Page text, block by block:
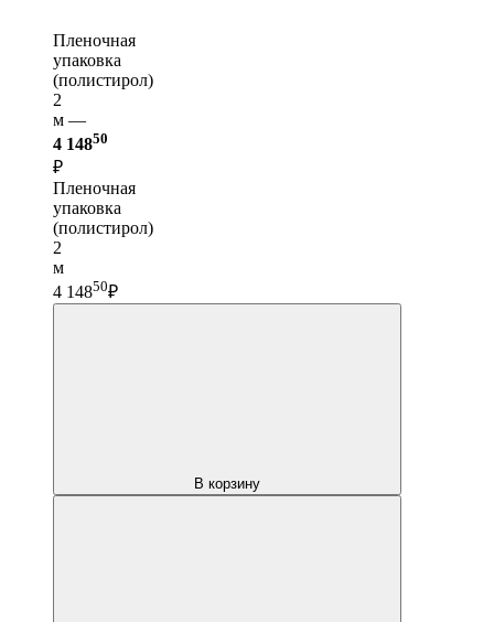
Пленочная
упаковка
(полистирол)
2
м —
4 14850
₽
Пленочная
упаковка
(полистирол)
2
м
4 14850₽
В корзину